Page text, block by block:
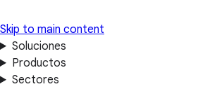
Skip to main content
Soluciones
Productos
Sectores